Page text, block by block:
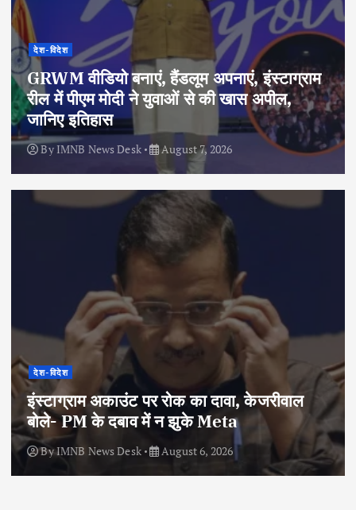
देश-विदेश
GRWM वीडियो बनाएं, हैंडलूम अपनाएं, इंस्टाग्राम
रील में पीएम मोदी ने युवाओं से की खास अपील,
जानिए इतिहास
By IMNB News Desk August 7, 2026
देश-विदेश
इंस्टाग्राम अकाउंट पर रोक का दावा, केजरीवाल
बोले- PM के दबाव में न झुके Meta
ByIMNB News Desk August 6, 2026